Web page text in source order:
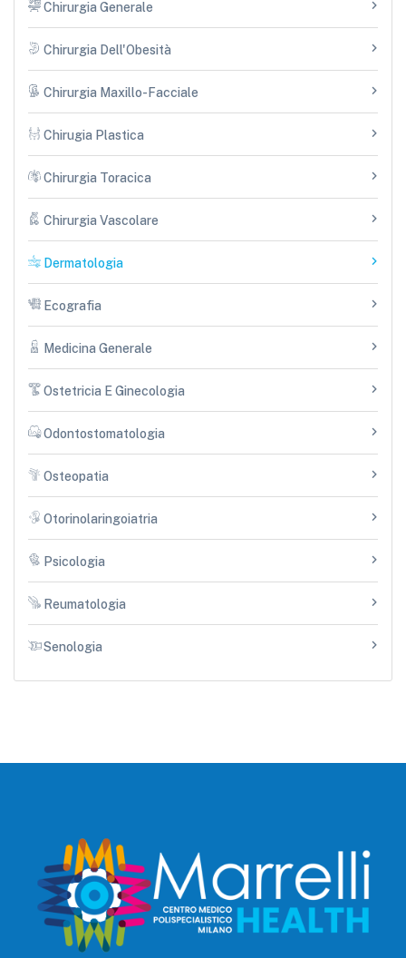
Chirurgia Generale
Chirurgia Dell'Obesità
Chirurgia Maxillo-Facciale
Chirugia Plastica
Chirurgia Toracica
Chirurgia Vascolare
Dermatologia
Ecografia
Medicina Generale
Ostetricia E Ginecologia
Odontostomatologia
Osteopatia
Otorinolaringoiatria
Psicologia
Reumatologia
Senologia